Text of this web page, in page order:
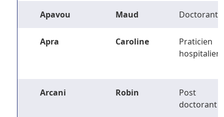
Apavou Maud Doctorant
Apra Caroline
Praticien
hospitalier
Arcani Robin
Post
doctorant